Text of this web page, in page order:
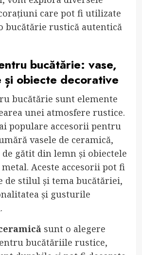
care pot fi utilizate
bucătărie rustică autentică
bucătărie: vase,
și obiecte decorative
bucătărie sunt elemente
unei atmosfere rustice.
populare accesorii pentru
vasele de ceramică,
gătit din lemn și obiectele
Aceste accesorii pot fi
de stilul și tema bucătăriei,
și gusturile
sunt o alegere
bucătăriile rustice,